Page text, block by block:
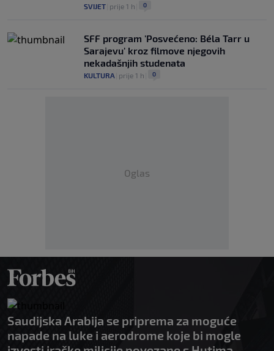
SVIJET prije 1 h 0
SFF program 'Posvećeno: Béla Tarr u
Sarajevu' kroz filmove njegovih
nekadašnjih studenata
KULTURA prije 1 h 0
Oglas
Saudijska Arabija se priprema za moguće
napade na luke i aerodrome koje bi mogle